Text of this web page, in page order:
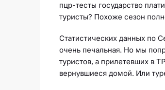
пцр-тесты государство
туристы? Похоже сезон
Статистических данных по
очень печальная. Но мы
туристов, а прилетевших в
вернувшиеся домой. Или